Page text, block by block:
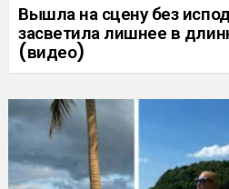
Вышла на сцену без
засветила лишнее в
(видео)